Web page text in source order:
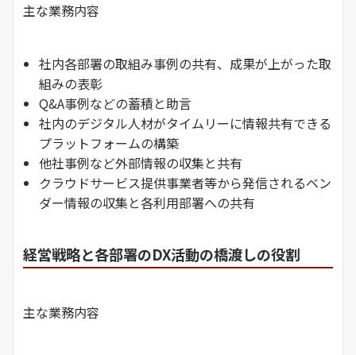
主な業務内容
社内各部署の取組み事例の共有、成果が上がった取
組みの表彰
Q&A事例などの蓄積と助言
社内のデジタル人材がタイムリーに情報共有できる
プラットフォームの構築
他社事例など外部情報の収集と共有
クラウドサービス提供事業者等から発信されるベン
ダー情報の収集と各利用部署への共有
経営戦略と各部署のDX活動の橋渡しの役割
主な業務内容